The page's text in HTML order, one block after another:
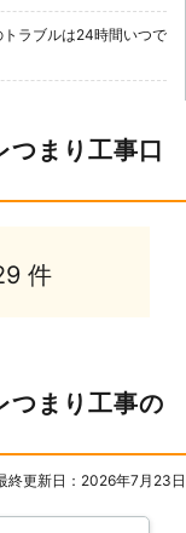
ラブルは24時間いつで
つまり工事口
件
つまり工事の
終更新日：2026年7月23日